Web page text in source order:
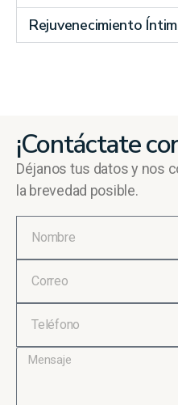
Rejuvenecimiento
¡Contáctate
Déjanos tus datos y nos
la brevedad posible.